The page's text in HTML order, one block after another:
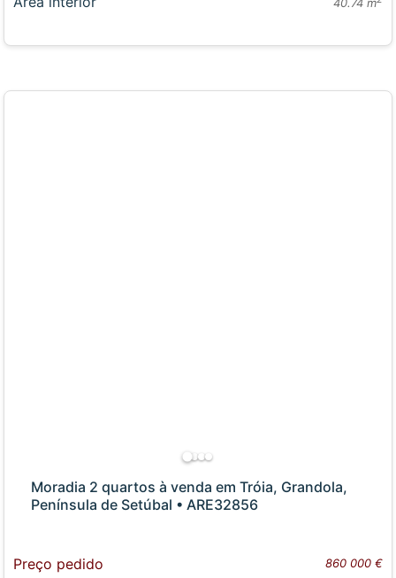
40.74 m
Moradia 2 quartos à venda em Tróia, Grandola,
Península de Setúbal • ARE32856
Preço pedido 860 000 €